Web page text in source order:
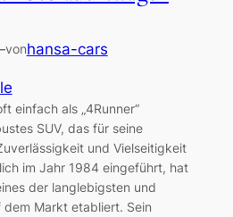
vonhansa-cars
einfach als „4Runner“
SUV, das für seine
und Vielseitigkeit
im Jahr 1984 eingeführt, hat
der langlebigsten und
dem Markt etabliert. Sein